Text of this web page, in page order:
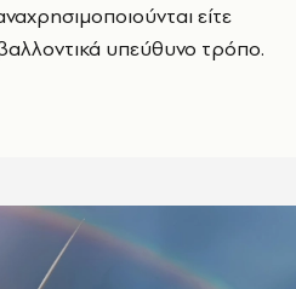
είτε
υπεύθυνο τρόπο.